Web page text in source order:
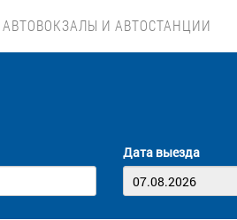
АВТОВОКЗАЛЫ И АВТОСТАНЦИИ
Дата выезда